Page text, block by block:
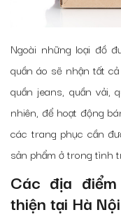
Ngoài những loại đồ
quần áo sẽ nhận tất
quần jeans, quần vải,
nhiên, để hoạt động
các trang phục cần
sản phẩm ở trong tình
Các địa
thiện tại Hà Nội